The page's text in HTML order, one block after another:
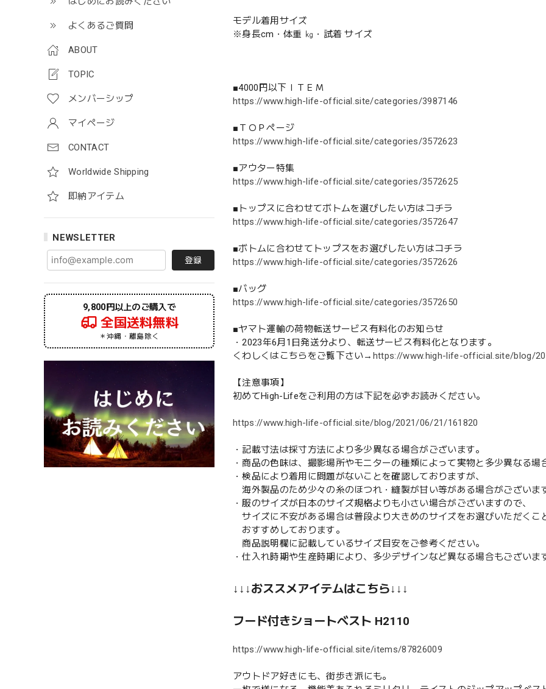
よくあるご質問
ABOUT
TOPIC
メンバーシップ
マイページ
CONTACT
Worldwide Shipping
即納アイテム
NEWSLETTER
登録
9,800円以上のご購入で
全国送料無料
＊沖縄・離島除く
モデル着用サイズ
※身長cm・体重 ㎏・試着 サイズ
■4000円以下ＩＴＥＭ
https://www.high-life-official.site/categories/3987146
■ＴＯＰページ
https://www.high-life-official.site/categories/3572623
■アウター特集
https://www.high-life-official.site/categories/3572625
■トップスに合わせてボトムを選びしたい方はコチラ
https://www.high-life-official.site/categories/3572647
■ボトムに合わせてトップスをお選びしたい方はコチラ
https://www.high-life-official.site/categories/3572626
■バッグ
https://www.high-life-official.site/categories/3572650
■ヤマト運輸の荷物転送サービス有料化のお知らせ
・2023年6月1日発送分より、転送サービス有料化となります。
くわしくはこちらをご覧下さい→ https://www.high-life-official.site/blog/
【注意事項】
初めてHigh-Lifeをご利用の方は下記を必ずお読みください。
https://www.high-life-official.site/blog/2021/06/21/161820
・記載寸法は採寸方法により多少異なる場合がございます。
・商品の色味は、撮影場所やモニターの種類によって実物と多少異なる場
・検品により着用に問題がないことを確認しておりますが、
海外製品のため少々の糸のほつれ・縫製が甘い等がある場合がございま
・服のサイズが日本のサイズ規格よりも小さい場合がございますので、
サイズに不安がある場合は普段より大きめのサイズをお選びいただくこ
おすすめしております。
商品説明欄に記載しているサイズ目安をご参考ください。
・仕入れ時期や生産時期により、多少デザインなど異なる場合もございま
↓↓↓おススメアイテムはこちら↓↓↓
フード付きショートベスト H2110
https://www.high-life-official.site/items/87826009
アウトドア好きにも、街歩き派にも。